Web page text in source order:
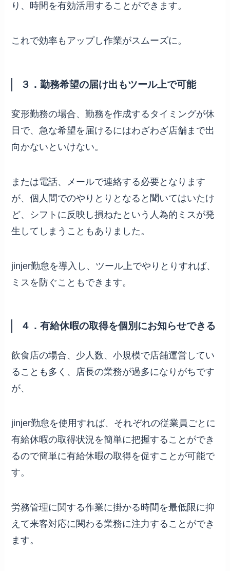
り、時間を有効活用することができます。
これで効率もアップし作業がスムーズに。
３．勤務希望の届け出もツール上で可能
変形勤務の場合、勤務を作成するタイミングが休
日で、急な希望を届けるにはわざわざ店舗まで出
向かないといけない。
または電話、メールで連絡する必要となります
が、個人間でのやりとりとなると聞いてはいたけ
ど、シフトに反映し損ねたという人為的ミスが発
生してしまうこともありました。
jinjer勤怠を導入し、ツール上でやりとりすれば、
ミスを防ぐこともできます。
４．有給休暇の取得を個別にお知らせできる
飲食店の場合、少人数、小規模で店舗運営してい
ることも多く、店長の業務が過多になりがちです
が、
jinjer勤怠を使用すれば、それぞれの従業員ごとに
有給休暇の取得状況を簡単に把握することができ
るので簡単に有給休暇の取得を促すことが可能で
す。
労務管理に関する作業に掛かる時間を最低限に抑
えて来客対応に関わる業務に注力することができ
ます。